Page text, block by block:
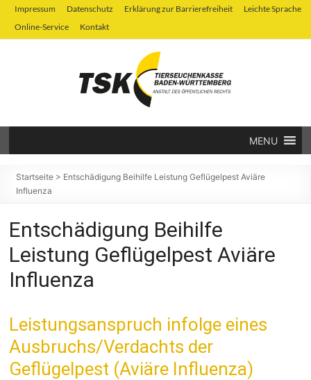
Zum
Inhalt
springen
Impressum Datenschutz Erklärung zur Barrierefreiheit
Leichte Sprache
Online-Service
Kontakt
Tierseuchenkasse
Baden-
Württemberg
MENU
Startseite > Entschädigung Beihilfe Leistung Geflügelpest Aviäre
Influenza
Entschädigung Beihilfe
Leistung Geflügelpest Aviäre
Influenza
Leistungsanspruch infolge eines
Ausbruchs/Verdachts der
Geflügelpest (Aviäre Influenza)